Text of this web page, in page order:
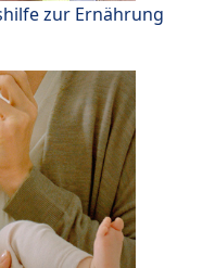
zur Ernährung